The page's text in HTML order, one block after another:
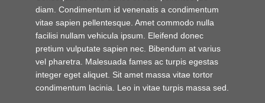
diam. Condimentum id venenatis a condimentum
vitae sapien pellentesque. Amet commodo nulla
facilisi nullam vehicula ipsum. Eleifend donec
pretium vulputate sapien nec. Bibendum at varius
vel pharetra. Malesuada fames ac turpis egestas
integer eget aliquet. Sit amet massa vitae tortor
condimentum lacinia. Leo in vitae turpis massa sed.